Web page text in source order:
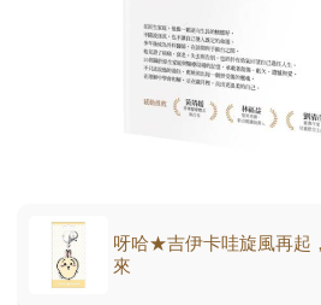
呀哈★吉伊卡哇旋風再起
來